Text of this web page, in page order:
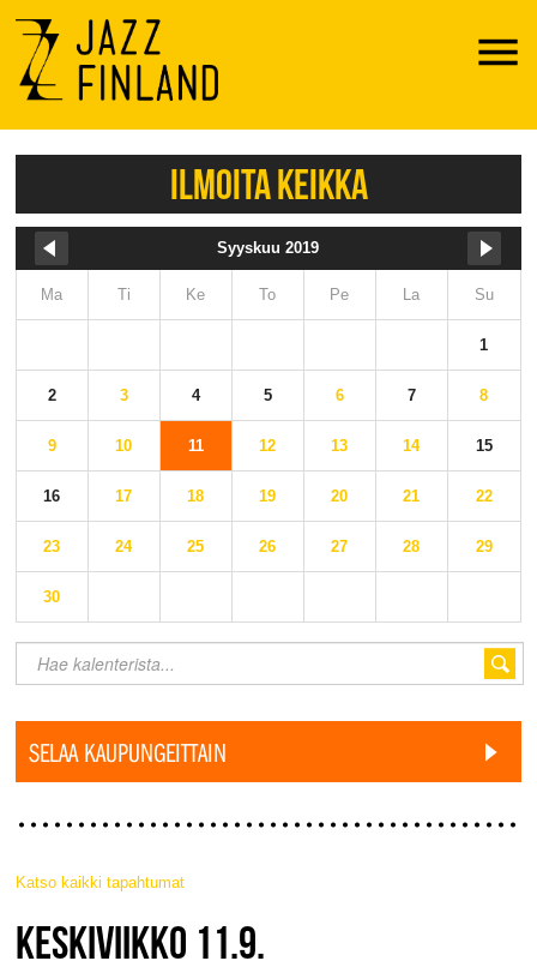
Menu
ILMOITA KEIKKA
Syyskuu 2019
Ma Ti Ke To Pe La Su
1
2 3 4 5 6 7 8
9 10 11 12 13 14 15
16 17 18 19 20 21 22
23 24 25 26 27 28 29
30
SELAA KAUPUNGEITTAIN
Katso kaikki tapahtumat
JAZZ FINLAND LIVE
KESKIVIIKKO 11.9.